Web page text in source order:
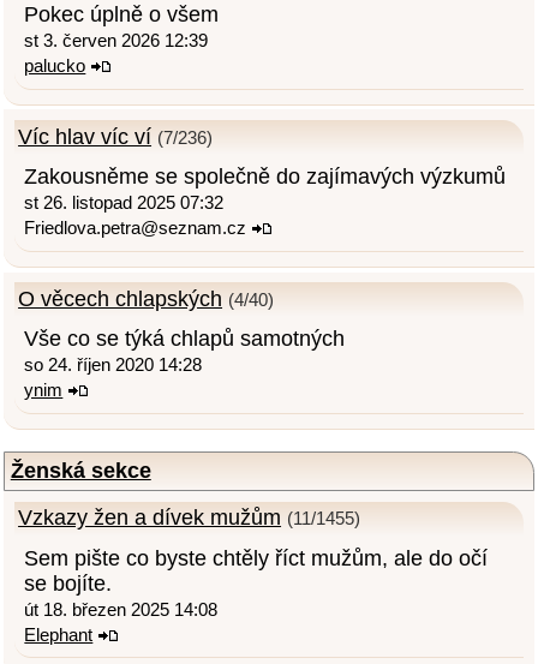
Pokec úplně o všem
st 3. červen 2026 12:39
palucko
Víc hlav víc ví (7/236)
Zakousněme se společně do zajímavých výzkumů
st 26. listopad 2025 07:32
Friedlova.petra@seznam.cz
O věcech chlapských (4/40)
Vše co se týká chlapů samotných
so 24. říjen 2020 14:28
ynim
Ženská sekce
Vzkazy žen a dívek mužům (11/1455)
Sem pište co byste chtěly říct mužům, ale do očí
se bojíte.
út 18. březen 2025 14:08
Elephant